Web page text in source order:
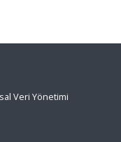
Veri Yönetimi